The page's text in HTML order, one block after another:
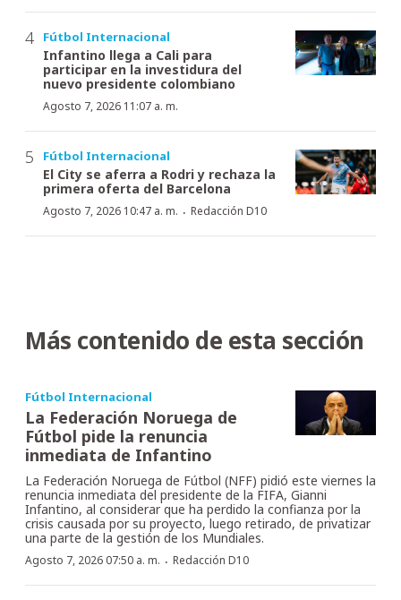
Fútbol Internacional
Infantino llega a Cali para
participar en la investidura del
nuevo presidente colombiano
Agosto 7, 2026 11:07 a. m.
Fútbol Internacional
El City se aferra a Rodri y rechaza la
primera oferta del Barcelona
Agosto 7, 2026 10:47 a. m. · Redacción D10
Más contenido de esta sección
Fútbol Internacional
La Federación Noruega de
Fútbol pide la renuncia
inmediata de Infantino
La Federación Noruega de Fútbol (NFF) pidió este viernes la
renuncia inmediata del presidente de la FIFA, Gianni
Infantino, al considerar que ha perdido la confianza por la
crisis causada por su proyecto, luego retirado, de privatizar
una parte de la gestión de los Mundiales.
Agosto 7, 2026 07:50 a. m. · Redacción D10